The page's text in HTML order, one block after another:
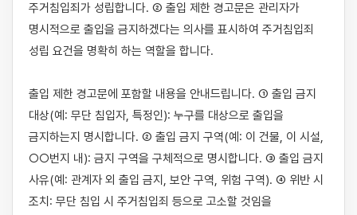
주거침입죄가 성립합니다. ② 출입 제한 경고문은 관리자가
명시적으로 출입을 금지하겠다는 의사를 표시하여 주거침입죄
성립 요건을 명확히 하는 역할을 합니다.
출입 제한 경고문에 포함할 내용을 안내드립니다. ① 출입 금지
대상(예: 무단 침입자, 특정인): 누구를 대상으로 출입을
금지하는지 명시합니다. ② 출입 금지 구역(예: 이 건물, 이 시설,
○○번지 내): 금지 구역을 구체적으로 명시합니다. ③ 출입 금지
사유(예: 관계자 외 출입 금지, 보안 구역, 위험 구역). ④ 위반 시
조치: 무단 침입 시 주거침입죄 등으로 고소할 것임을